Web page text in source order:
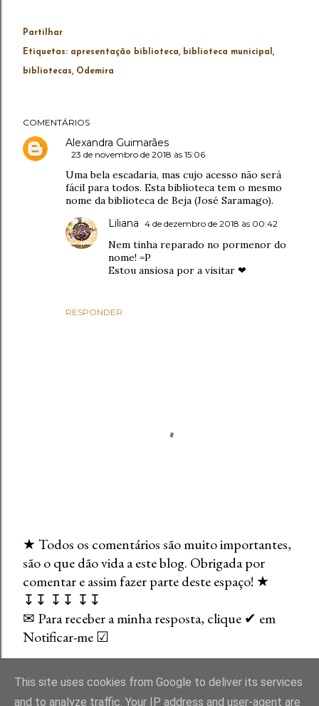
Partilhar
Etiquetas: apresentação biblioteca biblioteca municipal
bibliotecas Odemira
COMENTÁRIOS
Alexandra Guimarães
23 de novembro de 2018 às 15:06
Uma bela escadaria, mas cujo acesso não será
fácil para todos. Esta biblioteca tem o mesmo
nome da biblioteca de Beja (José Saramago).
RESPONDER
Liliana 4 de dezembro de 2018 às 00:42
Nem tinha reparado no pormenor do
nome! =P
Estou ansiosa por a visitar ❤
E
n
v
i
a
r
u
★ Todos os comentários são muito importantes,
são o que dão vida a este blog. Obrigada por
comentar e assim fazer parte deste espaço! ★
↧↧ ↧↧ ↧↧
✉ Para receber a minha resposta, clique ✔ em
Notificar-me ☑
This site uses cookies from Google to deliver its services
and to analyze traffic. Your IP address and user-agent are